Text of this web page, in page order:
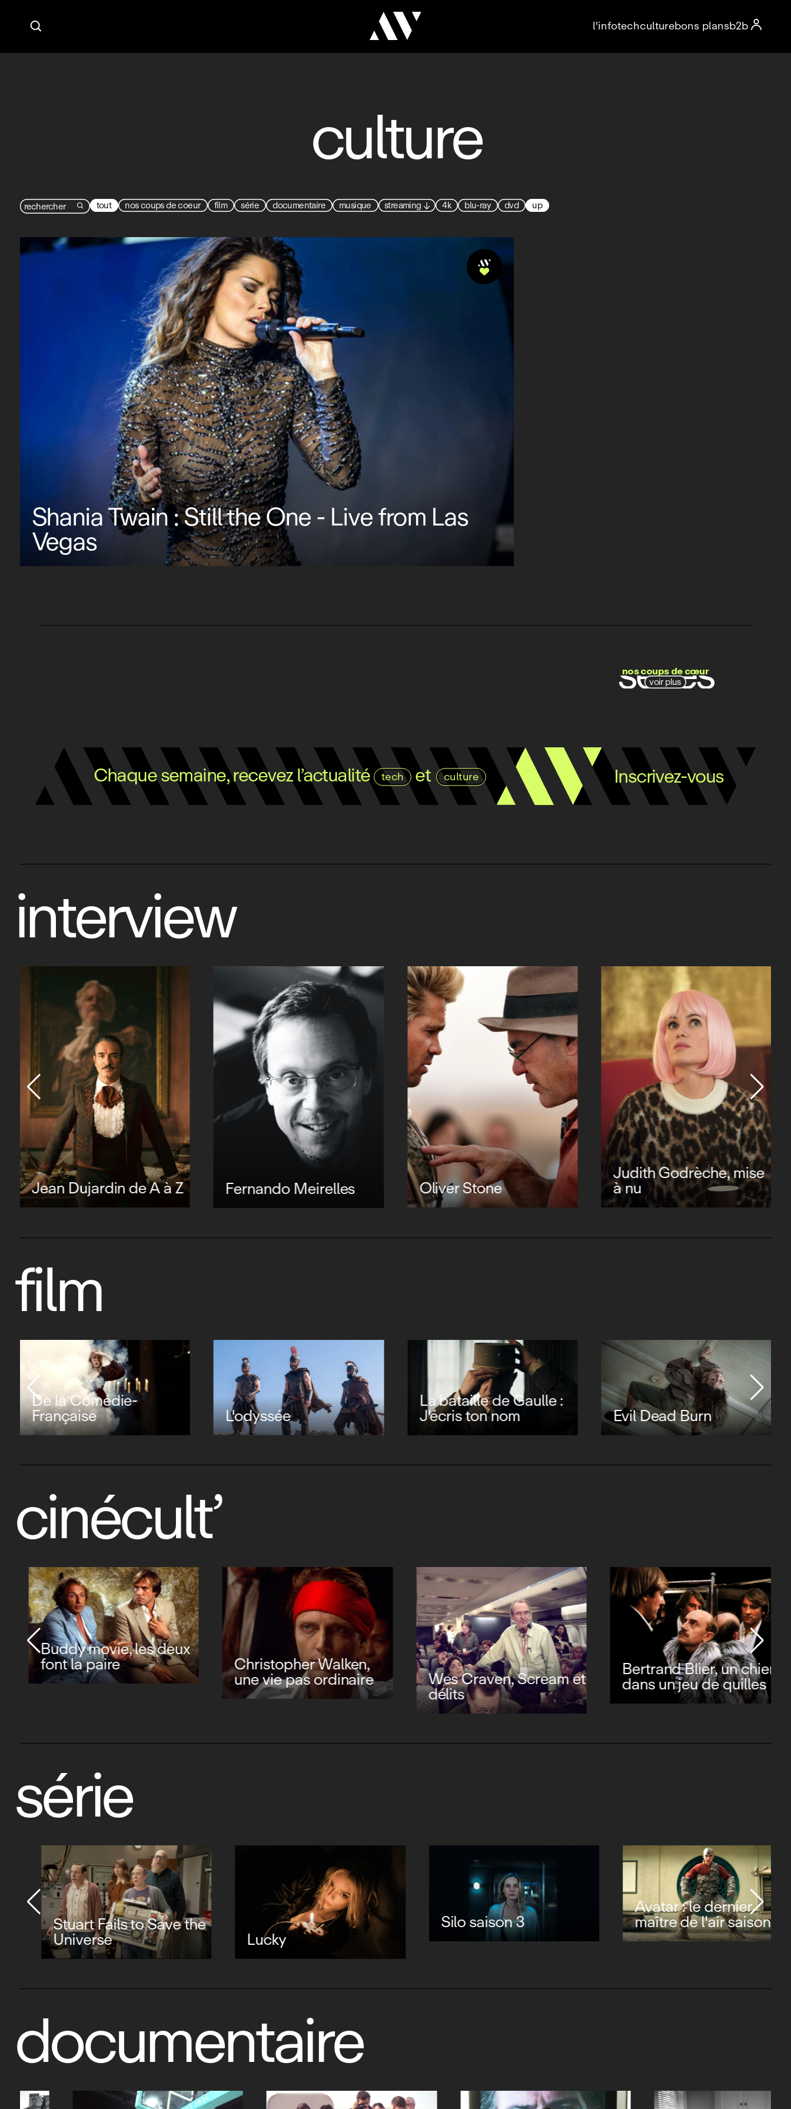

 l'infotechculturebons plansb2b
culture
 tout nos coups de coeur film série documentaire musique streaming↓ 4k blu-ray dvd up
Shania Twain : Still the One - Live from Las
Vegas
nos coups de cœur
séries
voir plus
Chaque semaine, recevez l’actualité tech et culture Inscrivez-vous
interview
Jean Dujardin de A à Z Fernando Meirelles Oliver Stone
Judith Godrèche, mise
à nu
film
De la Comédie-
Française L'odyssée
La bataille de Gaulle :
J'écris ton nom Evil Dead Burn
cinécult’
Buddy movie, les deux
font la paire Christopher Walken,
une vie pas ordinaire Wes Craven, Scream et
délits
Bertrand Blier, un chien
dans un jeu de quilles
série
Stuart Fails to Save the
Universe Lucky
Silo saison 3
Avatar : le dernier
maître de l'air saison 2
documentaire